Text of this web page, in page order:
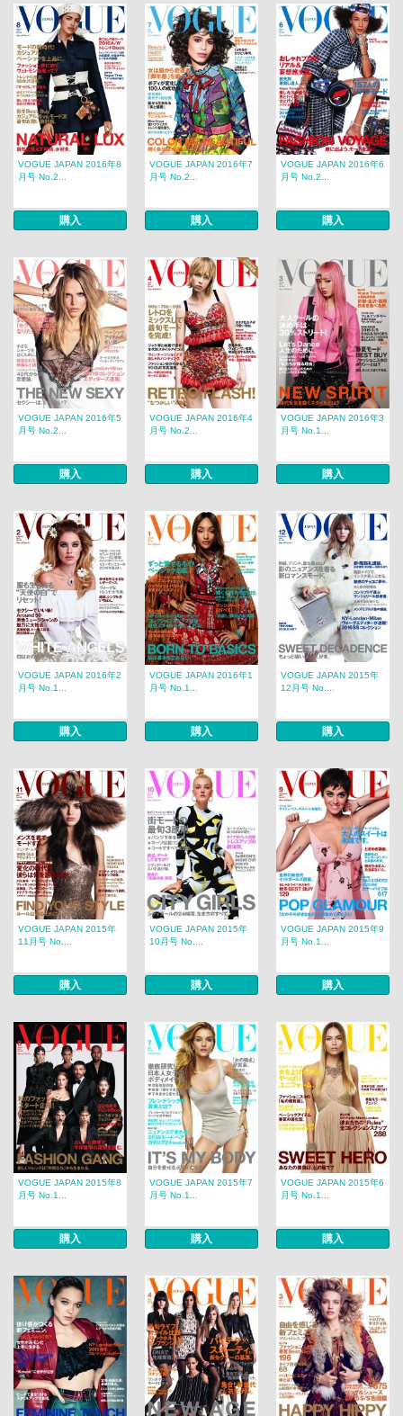
VOGUE JAPAN 2016年8
月号 No.2...
購入
VOGUE JAPAN 2016年7
月号 No.2...
購入
VOGUE JAPAN 2016年6
月号 No.2...
購入
VOGUE JAPAN 2016年5
月号 No.2...
購入
VOGUE JAPAN 2016年4
月号 No.2...
購入
VOGUE JAPAN 2016年3
月号 No.1...
購入
VOGUE JAPAN 2016年2
月号 No.1...
購入
VOGUE JAPAN 2016年1
月号 No.1...
購入
VOGUE JAPAN 2015年
12月号 No....
購入
VOGUE JAPAN 2015年
11月号 No....
購入
VOGUE JAPAN 2015年
10月号 No....
購入
VOGUE JAPAN 2015年9
月号 No.1...
購入
VOGUE JAPAN 2015年8
月号 No.1...
購入
VOGUE JAPAN 2015年7
月号 No.1...
購入
VOGUE JAPAN 2015年6
月号 No.1...
購入